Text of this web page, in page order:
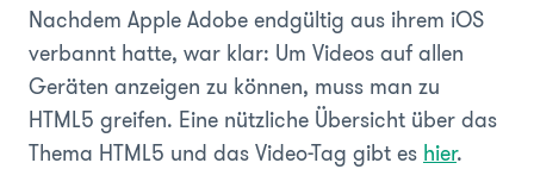
Nachdem Apple Adobe endgültig aus ihrem iOS
verbannt hatte, war klar: Um Videos auf allen
Geräten anzeigen zu können, muss man zu
HTML5 greifen. Eine nützliche Übersicht über das
Thema HTML5 und das Video-Tag gibt es hier.